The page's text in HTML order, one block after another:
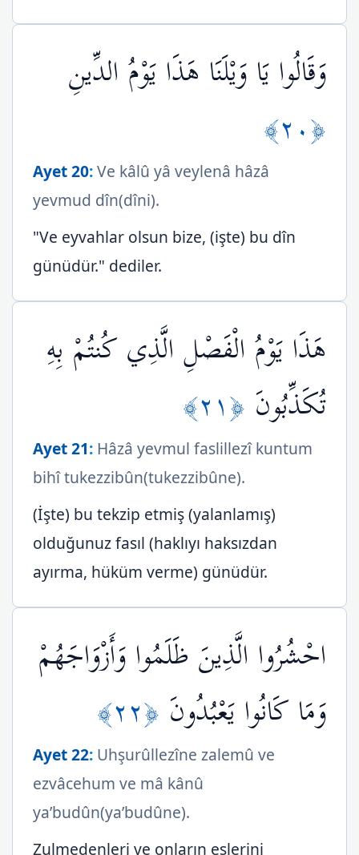
وَقَالُوا يَا وَيْلَنَا هَذَا يَوْمُ الدِّينِ
﴿٢٠﴾
Ayet 20:Ve kâlû yâ veylenâ hâzâ
yevmud dîn(dîni).
"Ve eyvahlar olsun bize, (işte) bu dîn
günüdür." dediler.
هَذَا يَوْمُ الْفَصْلِ الَّذِي كُنتُمْ بِهِ
تُكَذِّبُونَ ﴿٢١﴾
Ayet 21: Hâzâ yevmul faslillezî kuntum
bihî tukezzibûn(tukezzibûne).
(İşte) bu tekzip etmiş (yalanlamış)
olduğunuz fasıl (haklıyı haksızdan
ayırma, hüküm verme) günüdür.
احْشُرُوا الَّذِينَ ظَلَمُوا وَأَزْوَاجَهُمْ
وَمَا كَانُوا يَعْبُدُونَ ﴿٢٢﴾
Ayet 22: Uhşurûllezîne zalemû ve
ezvâcehum ve mâ kânû
ya’budûn(ya’budûne).
Zulmedenleri ve onların eşlerini